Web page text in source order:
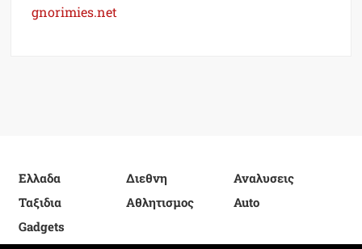
gnorimies.net
Ελλαδα Διεθνη
Αναλυσεις
Ταξιδια
Αθλητισμος
Auto
Gadgets